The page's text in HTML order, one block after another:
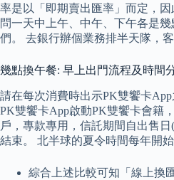
率是以「即期賣出匯率」而定，
問一天中上午、中午、下午各是
們。 去銀行辦個業務排半天隊，
幾點換午餐: 早上出門流程及時間
請在每次消費時出示PK雙饗卡
PK雙饗卡App啟動PK雙饗卡會籍
戶，專款專用，信託期間自出售
結束。 北半球的夏令時間每年開
綜合上述比較可知「線上換